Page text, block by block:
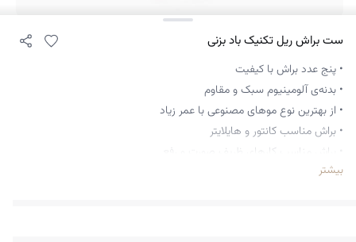
ست براش ریل تکنیک باد بزنی
• پنج عدد براش با کیفیت
• بدنه‌ی آلومینیوم سبک و مقاوم
• از بهترین نوع موهای مصنوعی با عمر زیاد
• براش مناسب کانتور و هایلایتر
• براش مناسب کارهای ظریف صورت و رفع
• نقص‌های آرایشی
بیشتر